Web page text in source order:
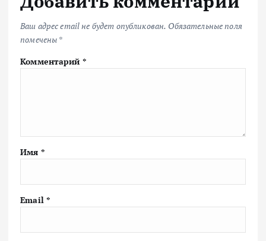
Ваш адрес email не будет опубликован. Обязательные поля
помечены *
Комментарий *
Имя *
Email *